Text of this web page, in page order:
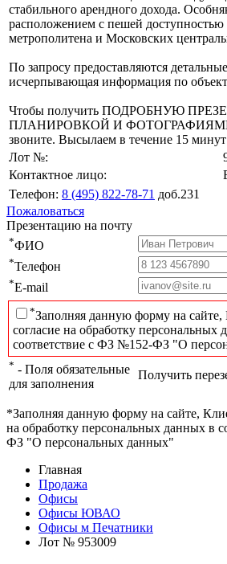
стабильного арендного дохода.
расположением с пешей доступностью
метрополитена и Московских
По запросу предоставляются
исчерпывающая информация по
Чтобы получить ПОДРОБНУЮ
ПЛАНИРОВКОЙ И ФОТОГРАФИЯМИ
звоните. Высылаем в течение 15
Лот №:
Контактное лицо:
Телефон: 8 (495) 822-78-71 доб.231
Пожаловаться
Презентацию на почту
*ФИО
*Телефон
*E-mail
*Заполняя данную форму на сайте,
согласие на обработку персональных
соответствие с ФЗ №152-ФЗ "О
* - Поля обязательные
для заполнения
Получить
*Заполняя данную форму на сайте,
на обработку персональных данных в
ФЗ "О персональных данных"
Главная
Продажа
Офисы
Офисы ЮВАО
Офисы м Печатники
Лот № 953009